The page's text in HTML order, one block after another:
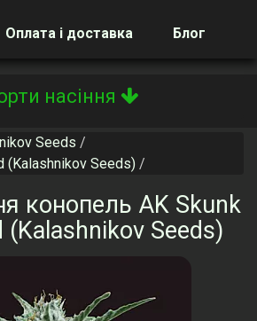
Оплата і доставка Блог
насіння
Toggle
Seeds
(Kalashnikov Seeds)
конопель AK Skunk
(Kalashnikov Seeds)